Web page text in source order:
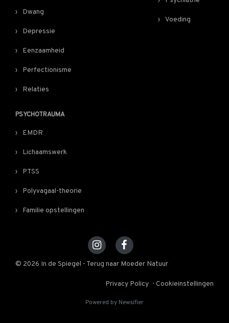
Dwang
Depressie
Eenzaamheid
Perfectionisme
Relaties
Voeding
PSYCHOTRAUMA
EMDR
Lichaamswerk
PTSS
Polyvagaal-theorie
Familie opstellingen
© 2026 In de Spiegel - Terug naar Moeder Natuur
Privacy Policy Cookieinstellingen
Powered by Newsifier